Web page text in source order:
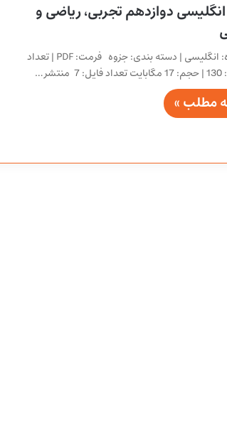
دوازدهم تجربی، ریاضی و
نام جزوه: انگلیسی | دسته بندی: جزوه فرمت: PDF | تعداد
مطلب »